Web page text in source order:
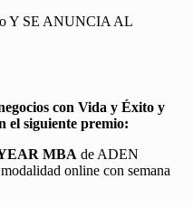
Y SE ANUNCIA AL
con Vida y Éxito y
el siguiente premio:
MBA de ADEN
online con semana